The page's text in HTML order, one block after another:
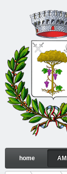
Skip to Content
Navigation
home